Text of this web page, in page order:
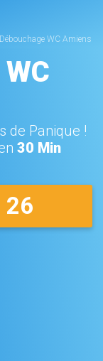
Débouchage WC Amiens
de Panique !
30 Min
26